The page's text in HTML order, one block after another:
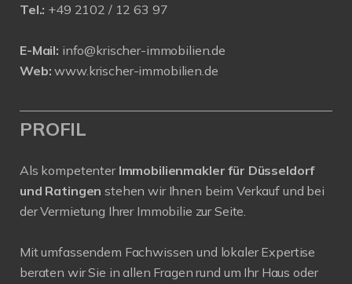
Tel.: +49 2102 / 12 63 97
E-Mail: info@krischer-immobilien.de
Web: www.krischer-immobilien.de
PROFIL
Als kompetenter Immobilienmakler für Düsseldorf
und Ratingen stehen wir Ihnen beim Verkauf und bei
der Vermietung Ihrer Immobilie zur Seite.
Mit umfassendem Fachwissen und lokaler Expertise
beraten wir Sie in allen Fragen rund um Ihr Haus oder